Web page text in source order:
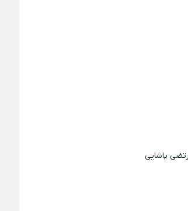
پاشایی